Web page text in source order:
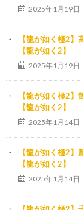
2025年1月19日
【龍が如く極2
【龍が如く2】
2025年1月19日
【龍が如く極2
【龍が如く2】
2025年1月14日
【龍が如く極2
【龍が如く2】
2025年1月14日